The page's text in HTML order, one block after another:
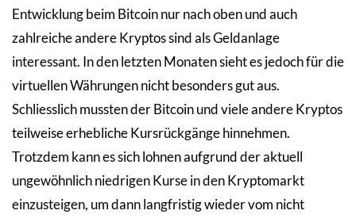
Entwicklung beim Bitcoin nur nach oben und auch
zahlreiche andere Kryptos sind als Geldanlage
interessant. In den letzten Monaten sieht es jedoch für die
virtuellen Währungen nicht besonders gut aus.
Schliesslich mussten der Bitcoin und viele andere Kryptos
teilweise erhebliche Kursrückgänge hinnehmen.
Trotzdem kann es sich lohnen aufgrund der aktuell
ungewöhnlich niedrigen Kurse in den Kryptomarkt
einzusteigen, um dann langfristig wieder vom nicht